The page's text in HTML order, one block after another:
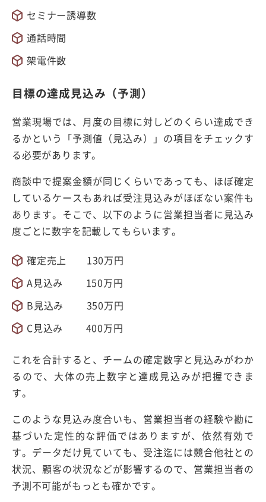
セミナー誘導数
通話時間
架電件数
目標の達成見込み（予測）
営業現場では、月度の目標に対しどのくらい達成でき
るかという「予測値（見込み）」の項目をチェックす
る必要があります。
商談中で提案金額が同じくらいであっても、ほぼ確定
しているケースもあれば受注見込みがほぼない案件も
あります。そこで、以下のように営業担当者に見込み
度ごとに数字を記載してもらいます。
確定売上 130万円
A見込み 150万円
B見込み 350万円
C見込み 400万円
これを合計すると、チームの確定数字と見込みがわか
るので、大体の売上数字と達成見込みが把握できま
す。
このような見込み度合いも、営業担当者の経験や勘に
基づいた定性的な評価ではありますが、依然有効で
す。データだけ見ていても、受注迄には競合他社との
状況、顧客の状況などが影響するので、営業担当者の
予測不可能がもっとも確かです。